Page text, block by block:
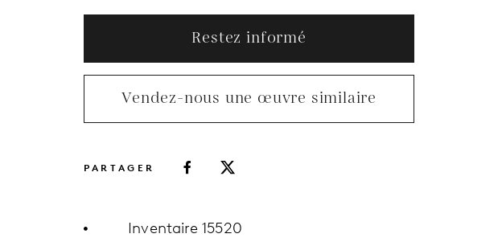
Restez informé
Vendez-nous une œuvre similaire
PARTAGER
Inventaire 15520